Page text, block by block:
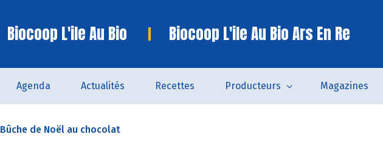
Biocoop L'ile Au Bio Biocoop L'ile Au Bio Ars En Re
Agenda Actualités Recettes Producteurs Magazines
Bûche de Noël au chocolat